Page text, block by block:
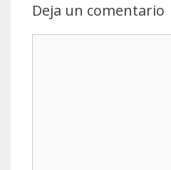
Deja un comentario